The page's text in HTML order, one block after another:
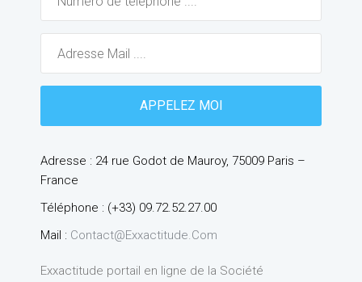
Adresse : 24 rue Godot de Mauroy, 75009 Paris –
France
Téléphone : (+33) 09.72.52.27.00
Mail : Contact@exxactitude.com
Exxactitude portail en ligne de la Société